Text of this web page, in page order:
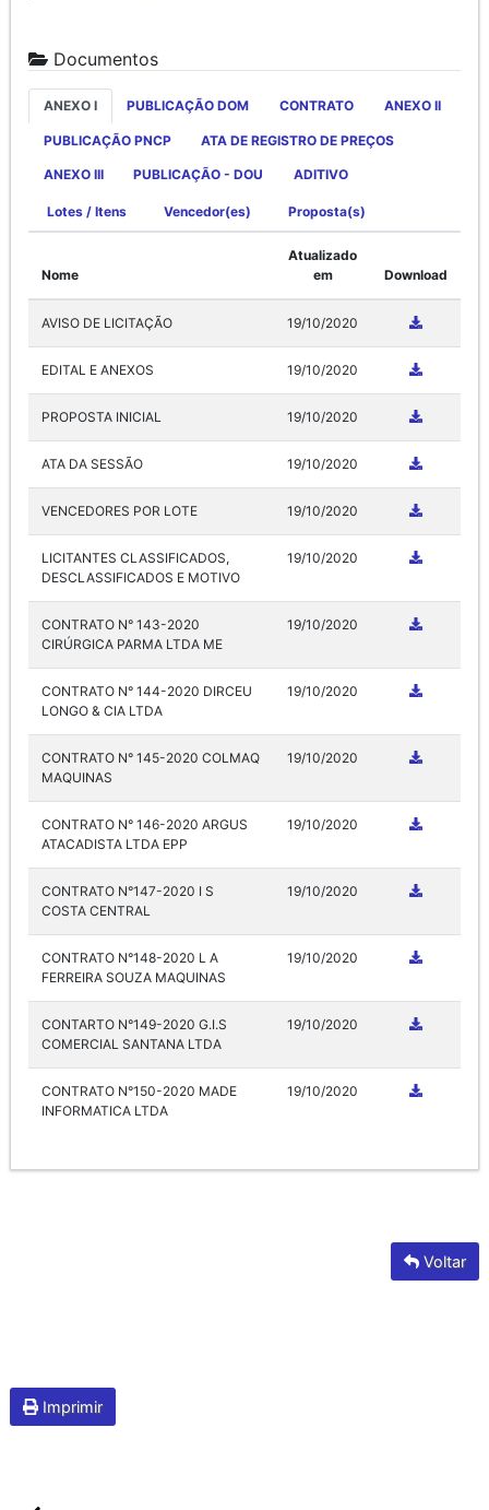
Documentos
ANEXO I PUBLICAÇÃO DOM CONTRATO ANEXO II
PUBLICAÇÃO PNCP ATA DE REGISTRO DE PREÇOS
ANEXO III PUBLICAÇÃO - DOU ADITIVO
Lotes / Itens Vencedor(es) Proposta(s)
Nome
Atualizado
em
Download
AVISO DE LICITAÇÃO 19/10/2020
EDITAL E ANEXOS 19/10/2020
PROPOSTA INICIAL 19/10/2020
ATA DA SESSÃO 19/10/2020
VENCEDORES POR LOTE 19/10/2020
LICITANTES CLASSIFICADOS,
DESCLASSIFICADOS E MOTIVO
19/10/2020
CONTRATO N° 143-2020
CIRÚRGICA PARMA LTDA ME
19/10/2020
CONTRATO N° 144-2020 DIRCEU
LONGO & CIA LTDA
19/10/2020
CONTRATO N° 145-2020 COLMAQ
MAQUINAS
19/10/2020
CONTRATO N° 146-2020 ARGUS
ATACADISTA LTDA EPP
19/10/2020
CONTRATO N°147-2020 I S
COSTA CENTRAL
19/10/2020
CONTRATO N°148-2020 L A
FERREIRA SOUZA MAQUINAS
19/10/2020
CONTARTO N°149-2020 G.I.S
COMERCIAL SANTANA LTDA
19/10/2020
CONTRATO N°150-2020 MADE
INFORMATICA LTDA
19/10/2020
Voltar
Imprimir